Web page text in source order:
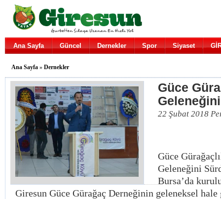
Ana Sayfa Güncel Dernekler Spor Siyaset
Ana Sayfa » Dernekler
Güce
22 Şubat 2018
Güce
Geleneğini
Bursa’da
Giresun Güce Gürağaç Derneğinin geleneksel